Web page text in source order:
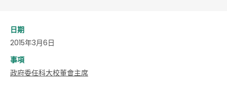
日期
2015年3月6日
事項
政府委任科大校董會主席